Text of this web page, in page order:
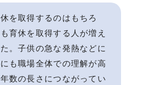
を取得するのはもちろ
育休を取得する人が増え
。子供の急な発熱などに
も職場全体での理解が高
数の長さにつながってい